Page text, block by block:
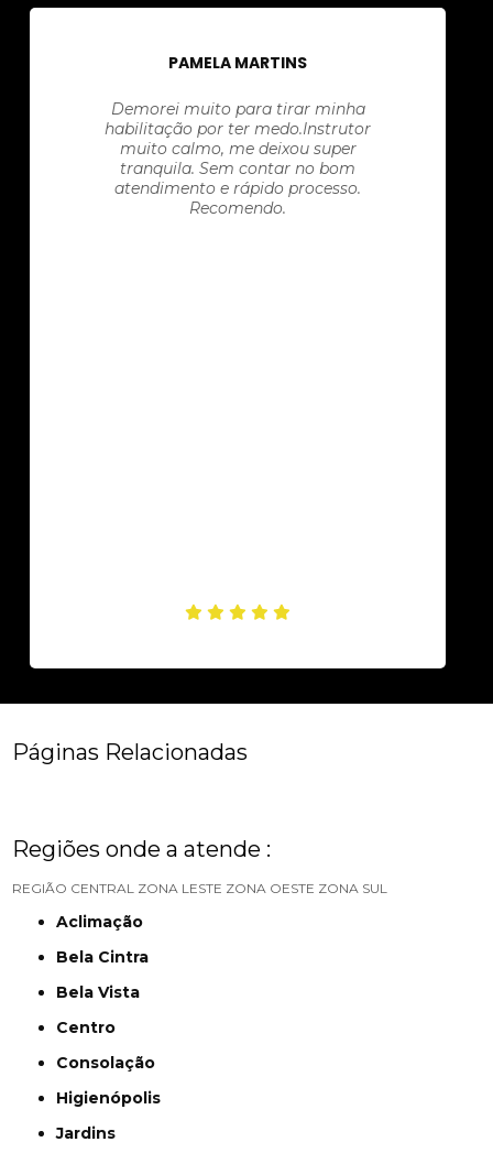
PAMELA MARTINS
Demorei muito para tirar minha
habilitação por ter medo.Instrutor
muito calmo, me deixou super
tranquila. Sem contar no bom
atendimento e rápido processo.
Recomendo.
Páginas Relacionadas
Regiões onde a atende :
REGIÃO CENTRAL ZONA LESTE ZONA OESTE ZONA SUL
Aclimação
Bela Cintra
Bela Vista
Centro
Consolação
Higienópolis
Jardins